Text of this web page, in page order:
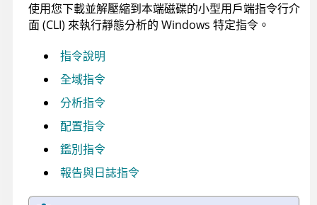
使用您下載並解壓縮到本端磁碟的小型用戶端指令行介
面 (CLI) 來執行靜態分析的 Windows 特定指令。
指令說明
全域指令
分析指令
配置指令
鑑別指令
報告與日誌指令